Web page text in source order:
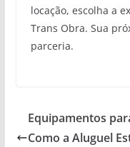
locação, escolha a
Trans Obra. Sua
parceria.
Equipamentos
Como a Aluguel